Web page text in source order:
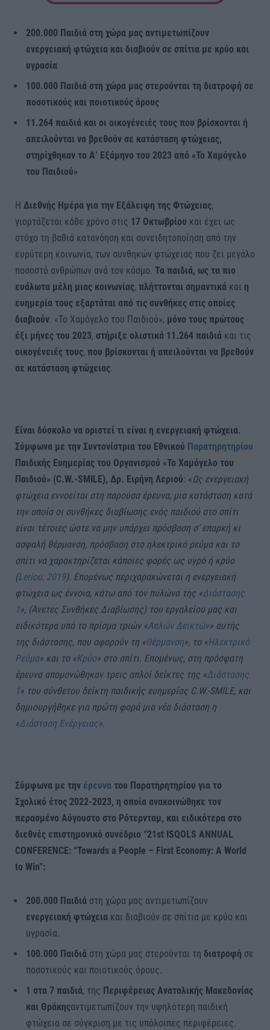
200.000 Παιδιά στη χώρα μας αντιμετωπίζουν
ενεργειακή φτώχεια και διαβιούν σε σπίτια με κρύο και
υγρασία
100.000 Παιδιά στη χώρα μας στερούνται τη διατροφή σε
ποσοτικούς και ποιοτικούς όρους
11.264 παιδιά και οι οικογένειές τους που βρίσκονται ή
απειλούνται να βρεθούν σε κατάσταση φτώχειας,
στηρίχθηκαν το Α’ Εξάμηνο του 2023 από «Το Χαμόγελο
του Παιδιού»
Η Διεθνής Ημέρα για την Εξάλειψη της Φτώχειας,
γιορτάζεται κάθε χρόνο στις 17 Οκτωβρίου και έχει ως
στόχο τη βαθιά κατανόηση και συνειδητοποίηση από την
ευρύτερη κοινωνία, των συνθηκών φτώχειας που ζει μεγάλο
ποσοστό ανθρώπων ανά τον κόσμο. Τα παιδιά, ως τα πιο
ευάλωτα μέλη μιας κοινωνίας, πλήττονται σημαντικά και η
ευημερία τους εξαρτάται από τις συνθήκες στις οποίες
διαβιούν. «Το Χαμόγελο του Παιδιού», μόνο τους πρώτους
έξι μήνες του 2023, στήριξε ολιστικά 11.264 παιδιά και τις
οικογένειές τους, που βρίσκονται ή απειλούνται να βρεθούν
σε κατάσταση φτώχειας.
Είναι δύσκολο να οριστεί τι είναι η ενεργειακή φτώχεια.
Σύμφωνα με την Συντονίστρια του Εθνικού Παρατηρητηρίου
Παιδικής Ευημερίας του Οργανισμού «Το Χαμόγελο του
Παιδιού» (C.W.-SMILE), Δρ. Ειρήνη Λεριού: «Ως ενεργειακή
φτώχεια εννοείται στη παρούσα έρευνα, μια κατάσταση κατά
την οποία οι συνθήκες διαβίωσης ενός παιδιού στο σπίτι
είναι τέτοιες ώστε να μην υπάρχει πρόσβαση σ’ επαρκή κι
ασφαλή θέρμανση, πρόσβαση στο ηλεκτρικό ρεύμα και το
σπίτι να χαρακτηρίζεται κάποιες φορές ως υγρό ή κρύο
(Leriou, 2019). Επομένως περιχαρακώνεται η ενεργειακή
φτώχεια ως έννοια, κάτω από τον πυλώνα της «Διάστασης
1», (Άνετες Συνθήκες Διαβίωσης) του εργαλείου μας και
ειδικότερα υπό το πρίσμα τριών «Απλών Δεικτών» αυτής
της διάστασης, που αφορούν τη «Θέρμανση», το «Ηλεκτρικό
Ρεύμα» και το «Κρύο» στο σπίτι. Επομένως, στη πρόσφατη
έρευνα απομονώθηκαν τρεις απλοί δείκτες της «Διάστασης
1» του σύνθετου δείκτη παιδικής ευημερίας C.W.-SMILE, και
δημιουργήθηκε για πρώτη φορά μια νέα διάσταση η
«Διάσταση Ενέργειας».
Σύμφωνα με την έρευνα του Παρατηρητηρίου για το
Σχολικό έτος 2022-2023, η οποία ανακοινώθηκε τον
περασμένο Αύγουστο στο Ρότερνταμ, και ειδικότερα στο
διεθνές επιστημονικό συνέδριο “21st ISQOLS ANNUAL
CONFERENCE: “Towards a People – First Economy: A World
to Win”:
200.000 Παιδιά στη χώρα μας αντιμετωπίζουν
ενεργειακή φτώχεια και διαβιούν σε σπίτια με κρύο και
υγρασία.
100.000 Παιδιά στη χώρα μας στερούνται τη διατροφή σε
ποσοτικούς και ποιοτικούς όρους.
1 στα 7 παιδιά, της Περιφέρειας Ανατολικής Μακεδονίας
και Θράκηςαντιμετωπίζουν την υψηλότερη παιδική
φτώχεια σε σύγκριση με τις υπόλοιπες περιφέρειες.